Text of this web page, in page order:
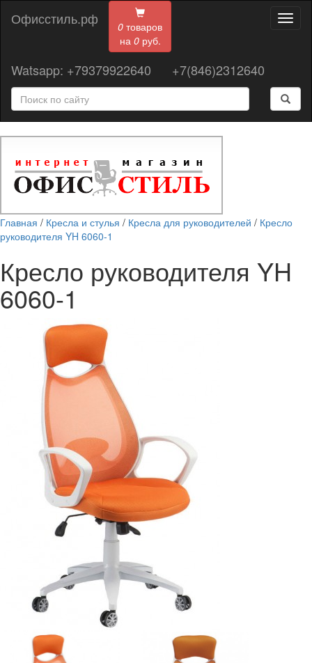
0 товаров
на 0руб.
Офисстиль.рф
Watsapp: +79379922640 +7(846)2312640
Главная / Кресла и стулья / Кресла для руководителей / Кресло
руководителя YH 6060-1
Кресло руководителя YH
6060-1